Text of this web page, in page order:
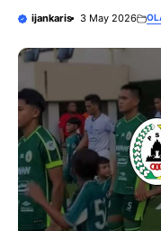
ijankaris 3 May 2026